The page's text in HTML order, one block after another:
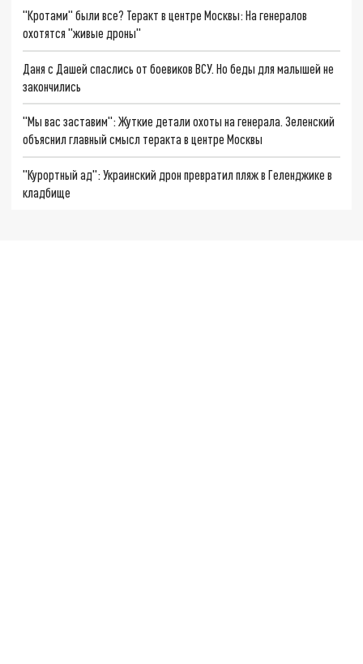
"Кротами" были все? Теракт в центре Москвы: На генералов
охотятся "живые дроны"
Даня с Дашей спаслись от боевиков ВСУ. Но беды для малышей не
закончились
"Мы вас заставим": Жуткие детали охоты на генерала. Зеленский
объяснил главный смысл теракта в центре Москвы
"Курортный ад": Украинский дрон превратил пляж в Геленджике в
кладбище